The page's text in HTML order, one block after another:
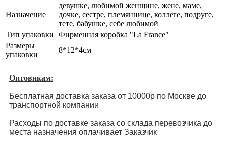
Назначение
девушке, любимой женщине, жене, маме,
дочке, сестре, племяннице, коллеге, подруге,
тете, бабушке, себе любимой
Тип упаковки
Фирменная коробка "La France"
Размеры
упаковки
8*12*4см
Оптовикам:
Бесплатная доставка заказа от 10000р по Москве до
транспортной компании
Расходы по доставке заказа со склада перевозчика до
места назначения оплачивает Заказчик